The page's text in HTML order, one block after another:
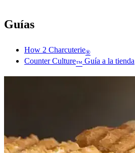
Guías
How 2 Charcuterie®
Counter Culture™ Guía a la tienda